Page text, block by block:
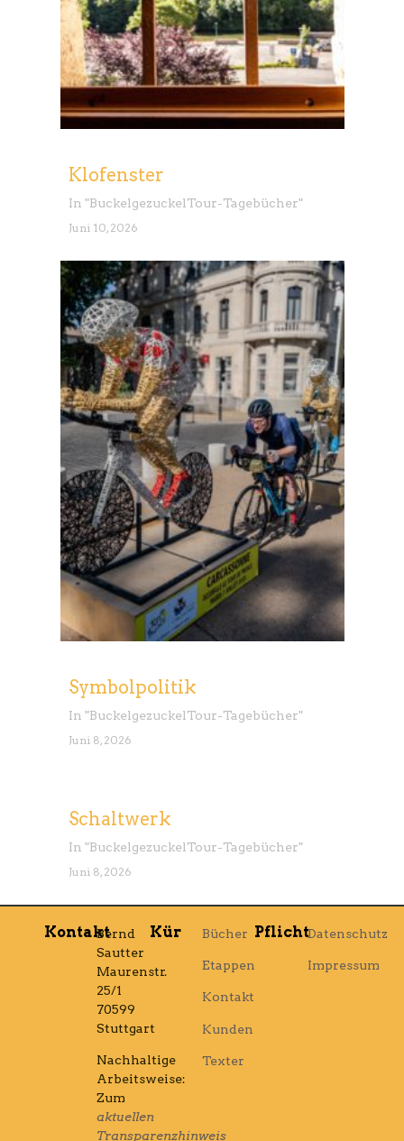
Klofenster
In "BuckelgezuckelTour-Tagebücher"
Juni 10, 2026
Symbolpolitik
In "BuckelgezuckelTour-Tagebücher"
Juni 8, 2026
Schaltwerk
In "BuckelgezuckelTour-Tagebücher"
Juni 8, 2026
Kontakt Kür Pflicht
Bernd
Sautter
Maurenstr.
25/1
70599
Stuttgart
Nachhaltige
Arbeitsweise:
Zum
aktuellen
Transparenzhinweis
Bücher
Etappen
Kontakt
Kunden
Texter
Datenschutz
Impressum